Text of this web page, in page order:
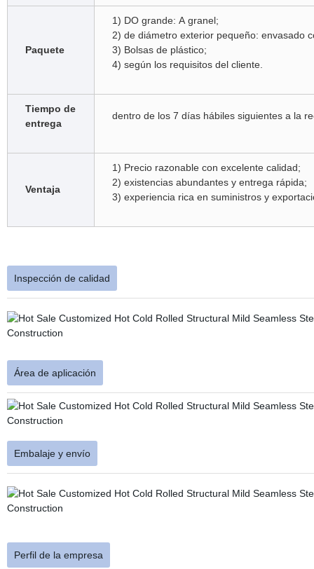
Paquete
1) DO grande: A granel;
2) de diámetro exterior pequeño: envasado
3) Bolsas de plástico;
4) según los requisitos del cliente.
Tiempo de
entrega
dentro de los 7 días hábiles siguientes a la
Ventaja
1) Precio razonable con excelente calidad;
2) existencias abundantes y entrega rápida;
3) experiencia rica en suministros y
Inspección de calidad
Área de aplicación
Embalaje y envío
Perfil de la empresa